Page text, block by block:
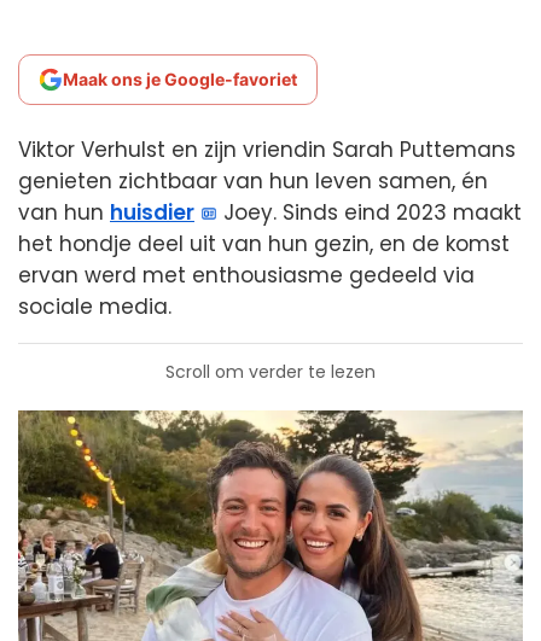
Maak ons je Google-favoriet
Viktor Verhulst en zijn vriendin Sarah Puttemans
genieten zichtbaar van hun leven samen, én
van hun huisdier
Joey. Sinds eind 2023 maakt
het hondje deel uit van hun gezin, en de komst
ervan werd met enthousiasme gedeeld via
sociale media.
Scroll om verder te lezen